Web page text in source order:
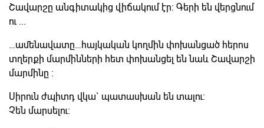
Շավարշը անգիտակից վիճակում էր։ Գերի են վերցնում
ու ...
…ամենավատը…հայկական կողմին փոխանցած հերոս
տղերքի մարմինների հետ փոխանցել են նաև Շավարշի
մարմինը ։
Սիրուն ժպիտդ վկա` պատասխան են տալու։
Չեն մարսելու։